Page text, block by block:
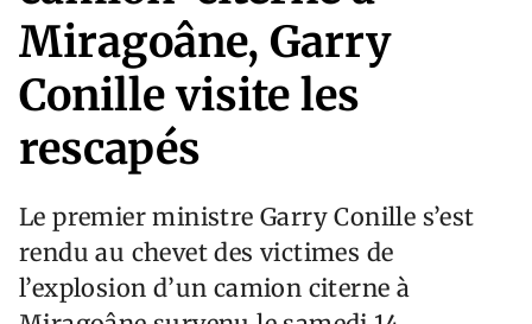
Miragoâne, Garry
Conille visite les
rescapés
Le premier ministre Garry Conille s’est
rendu au chevet des victimes de
l’explosion d’un camion citerne à